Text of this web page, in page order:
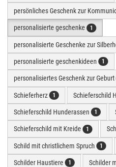
persönliches Geschenk zur
personalisierte geschenke 1
personalisierte Geschenke zur
personalisierte geschenkideen 1
personalisiertes Geschenk zur Geburt
Schieferherz 1 Schieferschild
Schieferschild Hunderassen 1
Schieferschild mit Kreide 1
Schild mit christlichem Spruch 1
Schilder Haustiere 1 Schilder